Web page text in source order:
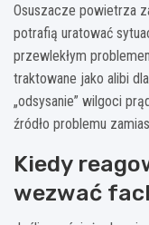
Osuszacze powietrza
potrafią uratować
przewlekłym
traktowane jako alibi
„odsysanie” wilgoci
źródło problemu
Kiedy
wezwać